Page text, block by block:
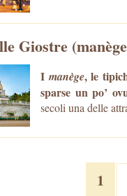
Giostre
I manège, le
sparse un po’
secoli una delle
1